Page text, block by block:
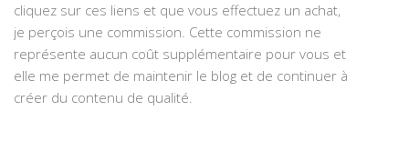
cliquez sur ces liens et que vous effectuez un achat,
je perçois une commission. Cette commission ne
représente aucun coût supplémentaire pour vous et
elle me permet de maintenir le blog et de continuer à
créer du contenu de qualité.